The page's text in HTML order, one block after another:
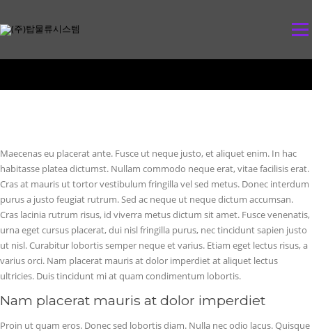
텐
츠
메뉴
Maecenas eu placerat ante. Fusce ut neque justo, et aliquet enim. In hac
habitasse platea dictumst. Nullam commodo neque erat, vitae facilisis erat.
Cras at mauris ut tortor vestibulum fringilla vel sed metus. Donec interdum
purus a justo feugiat rutrum. Sed ac neque ut neque dictum accumsan.
Cras lacinia rutrum risus, id viverra metus dictum sit amet. Fusce venenatis,
urna eget cursus placerat, dui nisl fringilla purus, nec tincidunt sapien justo
ut nisl. Curabitur lobortis semper neque et varius. Etiam eget lectus risus, a
varius orci. Nam placerat mauris at dolor imperdiet at aliquet lectus
ultricies. Duis tincidunt mi at quam condimentum lobortis.
Nam placerat mauris at dolor imperdiet
Proin ut quam eros. Donec sed lobortis diam. Nulla nec odio lacus. Quisque